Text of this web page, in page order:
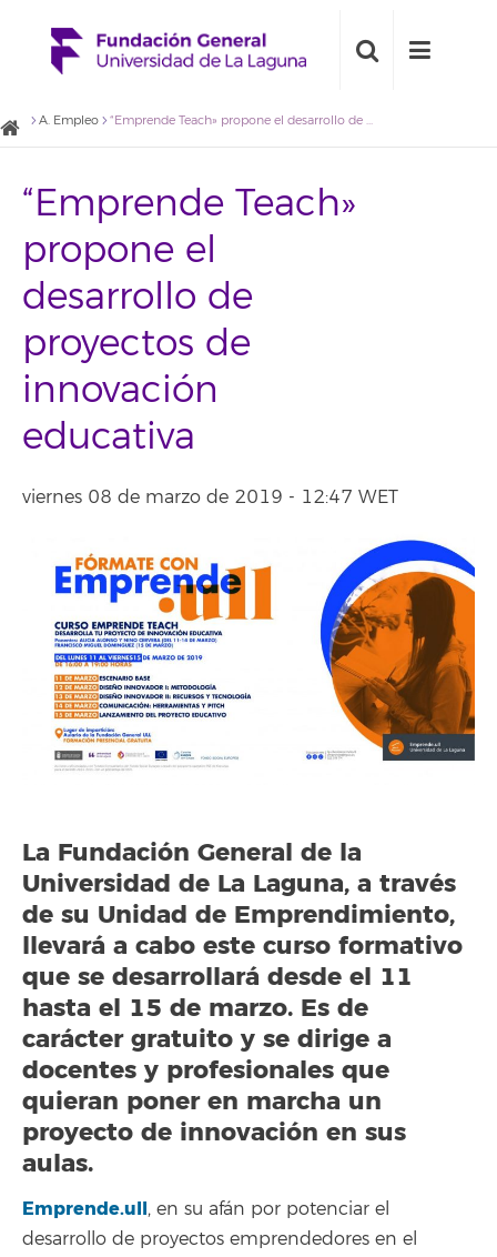
A. Empleo “Emprende Teach» propone el desarrollo de proyectos de innovación educativa
“Emprende Teach»
propone el
desarrollo de
proyectos de
innovación
educativa
viernes 08 de marzo de 2019 - 12:47 WET
La Fundación General de la
Universidad de La Laguna, a través
de su Unidad de Emprendimiento,
llevará a cabo este curso formativo
que se desarrollará desde el 11
hasta el 15 de marzo. Es de
carácter gratuito y se dirige a
docentes y profesionales que
quieran poner en marcha un
proyecto de innovación en sus
aulas.
Emprende.ull, en su afán por potenciar el
desarrollo de proyectos emprendedores en el